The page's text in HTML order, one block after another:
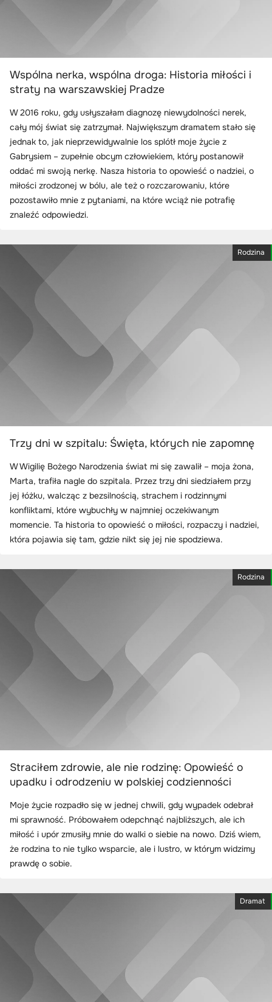
Wspólna nerka, wspólna droga: Historia miłości i
straty na warszawskiej Pradze
W 2016 roku, gdy usłyszałam diagnozę niewydolności nerek,
cały mój świat się zatrzymał. Największym dramatem stało się
jednak to, jak nieprzewidywalnie los splótł moje życie z
Gabrysiem – zupełnie obcym człowiekiem, który postanowił
oddać mi swoją nerkę. Nasza historia to opowieść o nadziei, o
miłości zrodzonej w bólu, ale też o rozczarowaniu, które
pozostawiło mnie z pytaniami, na które wciąż nie potrafię
znaleźć odpowiedzi.
Rodzina
Trzy dni w szpitalu: Święta, których nie zapomnę
W Wigilię Bożego Narodzenia świat mi się zawalił – moja żona,
Marta, trafiła nagle do szpitala. Przez trzy dni siedziałem przy
jej łóżku, walcząc z bezsilnością, strachem i rodzinnymi
konfliktami, które wybuchły w najmniej oczekiwanym
momencie. Ta historia to opowieść o miłości, rozpaczy i nadziei,
która pojawia się tam, gdzie nikt się jej nie spodziewa.
Rodzina
Straciłem zdrowie, ale nie rodzinę: Opowieść o
upadku i odrodzeniu w polskiej codzienności
Moje życie rozpadło się w jednej chwili, gdy wypadek odebrał
mi sprawność. Próbowałem odepchnąć najbliższych, ale ich
miłość i upór zmusiły mnie do walki o siebie na nowo. Dziś wiem,
że rodzina to nie tylko wsparcie, ale i lustro, w którym widzimy
prawdę o sobie.
Dramat